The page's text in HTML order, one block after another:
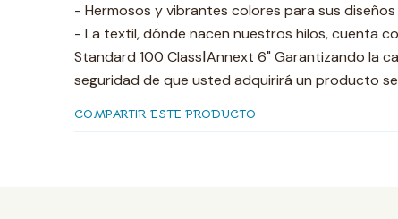
- Hermosos y vibrantes colores para sus diseños
- La textil, dónde nacen nuestros hilos, cuenta
Standard 100 ClassⅠAnnext 6" Garantizando la
seguridad de que usted adquirirá un producto
COMPARTIR ESTE PRODUCTO